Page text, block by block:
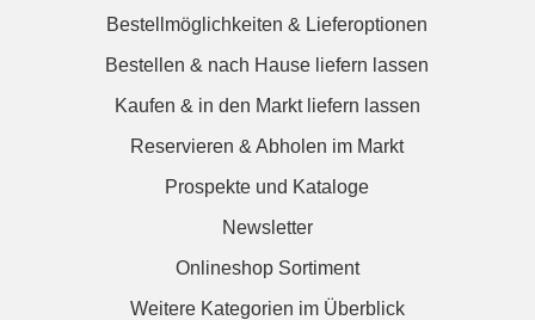
Bestellmöglichkeiten & Lieferoptionen
Bestellen & nach Hause liefern lassen
Kaufen & in den Markt liefern lassen
Reservieren & Abholen im Markt
Prospekte und Kataloge
Newsletter
Onlineshop Sortiment
Weitere Kategorien im Überblick